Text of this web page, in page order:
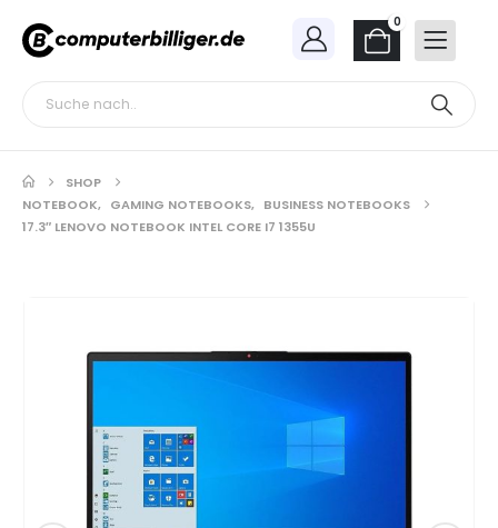
0
SHOP
NOTEBOOK, GAMING NOTEBOOKS, BUSINESS NOTEBOOKS
17.3″ LENOVO NOTEBOOK INTEL CORE I7 1355U